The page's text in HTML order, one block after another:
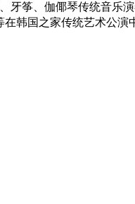
筝、伽倻琴传统音乐
韩国之家传统艺术公